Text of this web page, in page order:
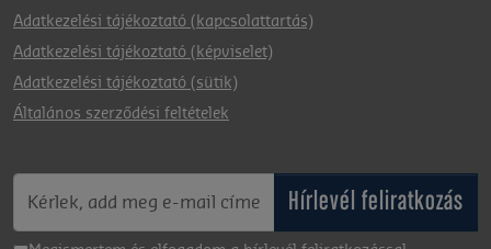
Adatkezelési tájékoztató (kapcsolattartás)
Adatkezelési tájékoztató (képviselet)
Adatkezelési tájékoztató (sütik)
Általános szerződési feltételek
Hírlevél feliratkozás